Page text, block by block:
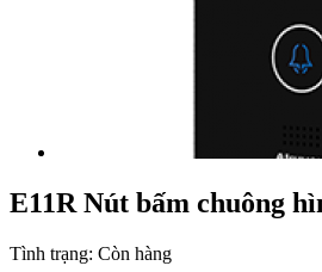
E11R Nút bấm chuông
Tình trạng: Còn hàng